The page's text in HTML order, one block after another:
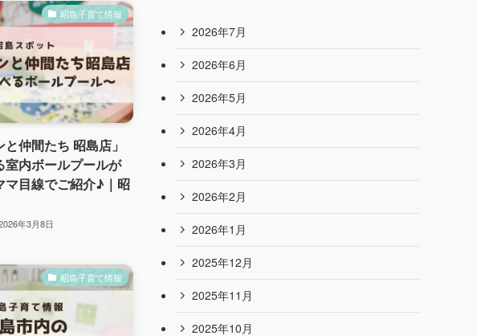
昭島子育て情報
と仲間たち 昭島店」
室内ボールプールが
マ目線でご紹介♪｜昭
年3月8日
昭島子育て情報
Tweets by akishimagazin
アーカイブ
2026年7月
2026年6月
2026年5月